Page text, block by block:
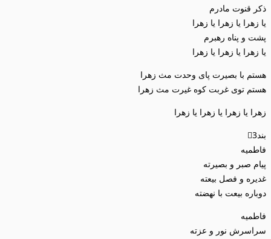
ذکر قنوت مادرم
یا زهرا یا زهرا یا زهرا
پشت و پناه رهبرم
یا زهرا یا زهرا یا زهرا
هستم با بصیرت پای وحدت مث زهرا
هستم توی غربت کوه غیرت مث زهرا
زهرا یا زهرا یا زهرا یا زهرا
بند3⃣
فاطمیه
پیام صبر و بصیرته
غدیره و فصل بیعته
دوباره بیعت با نهضته
فاطمیه
سراسرش نور و عزته